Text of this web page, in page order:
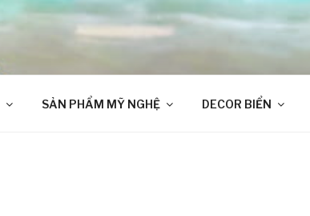
SẢN PHẨM MỸ NGHỆ DECOR BIỂN